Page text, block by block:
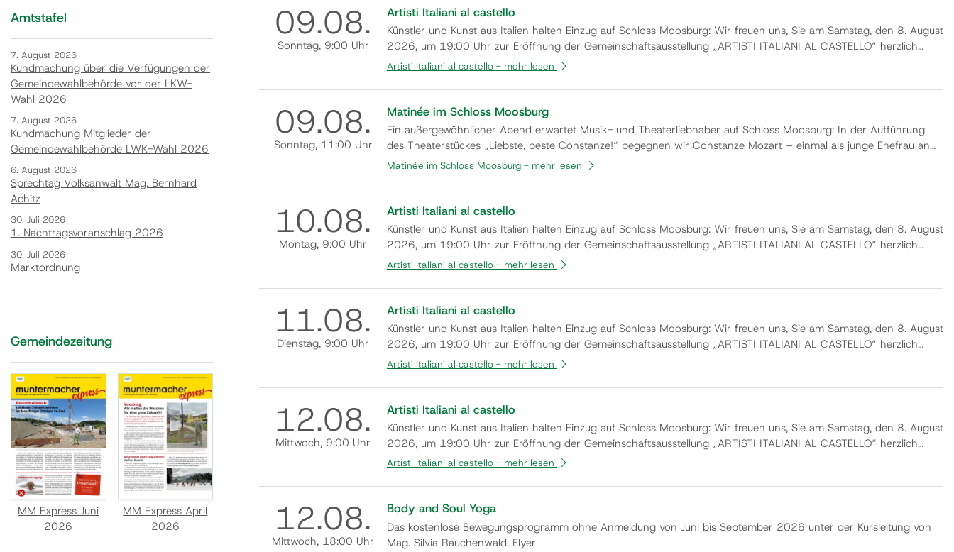
09.08.
Sonntag, 9:00 Uhr
Artisti Italiani al castello
Künstler und Kunst aus Italien halten Einzug auf Schloss Moosburg: Wir freuen uns, Sie am Samstag, den 8. August
2026, um 19:00 Uhr zur Eröffnung der Gemeinschaftsausstellung „ARTISTI ITALIANI AL CASTELLO“ herzlich
willkommen zu heißen. In der einzigartigen Atmosphäre des Schlosses präsentieren ren…
Artisti Italiani al castello - mehr lesen
09.08.
Sonntag, 11:00 Uhr
Matinée im Schloss Moosburg
Ein außergewöhnlicher Abend erwartet Musik- und Theaterliebhaber auf Schloss Moosburg: In der Aufführung
des Theaterstückes „Liebste, beste Constanze!“ begegnen wir Constanze Mozart – einmal als junge Ehefrau an
der Seite des berühmten Komponisten im Wien von 1791, und später als reflektierende Wit…
Matinée im Schloss Moosburg - mehr lesen
10.08.
Montag, 9:00 Uhr
Artisti Italiani al castello
Künstler und Kunst aus Italien halten Einzug auf Schloss Moosburg: Wir freuen uns, Sie am Samstag, den 8. August
2026, um 19:00 Uhr zur Eröffnung der Gemeinschaftsausstellung „ARTISTI ITALIANI AL CASTELLO“ herzlich
willkommen zu heißen. In der einzigartigen Atmosphäre des Schlosses präsentieren ren…
Artisti Italiani al castello - mehr lesen
11.08.
Dienstag, 9:00 Uhr
Artisti Italiani al castello
Künstler und Kunst aus Italien halten Einzug auf Schloss Moosburg: Wir freuen uns, Sie am Samstag, den 8. August
2026, um 19:00 Uhr zur Eröffnung der Gemeinschaftsausstellung „ARTISTI ITALIANI AL CASTELLO“ herzlich
willkommen zu heißen. In der einzigartigen Atmosphäre des Schlosses präsentieren ren…
Artisti Italiani al castello - mehr lesen
12.08.
Mittwoch, 9:00 Uhr
Artisti Italiani al castello
Künstler und Kunst aus Italien halten Einzug auf Schloss Moosburg: Wir freuen uns, Sie am Samstag, den 8. August
2026, um 19:00 Uhr zur Eröffnung der Gemeinschaftsausstellung „ARTISTI ITALIANI AL CASTELLO“ herzlich
willkommen zu heißen. In der einzigartigen Atmosphäre des Schlosses präsentieren ren…
Artisti Italiani al castello - mehr lesen
12.08.
Mittwoch, 18:00 Uhr
Body and Soul Yoga
Das kostenlose Bewegungsprogramm ohne Anmeldung von Juni bis September 2026 unter der Kursleitung von
Mag. Silvia Rauchenwald. Flyer
Amtstafel
7. August 2026
Kundmachung über die Verfügungen der
Gemeindewahlbehörde vor der LKW-
Wahl 2026
7. August 2026
Kundmachung Mitglieder der
Gemeindewahlbehörde LWK-Wahl 2026
6. August 2026
Sprechtag Volksanwalt Mag. Bernhard
Achitz
30. Juli 2026
1. Nachtragsvoranschlag 2026
30. Juli 2026
Marktordnung
Gemeindezeitung
MM Express Juni
2026
MM Express April
2026